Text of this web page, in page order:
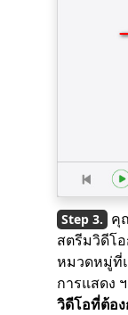
คุ
สตรีมวิดีโอ
หมวดหมู่ที่
การแสดง
วิดีโอที่ต้อ